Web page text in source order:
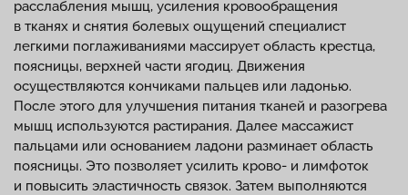
расслабления мышц, усиления кровообращения
в тканях и снятия болевых ощущений специалист
легкими поглаживаниями массирует область крестца,
поясницы, верхней части ягодиц. Движения
осуществляются кончиками пальцев или ладонью.
После этого для улучшения питания тканей и разогрева
мышц используются растирания. Далее массажист
пальцами или основанием ладони разминает область
поясницы. Это позволяет усилить крово- и лимфоток
и повысить эластичность связок. Затем выполняются